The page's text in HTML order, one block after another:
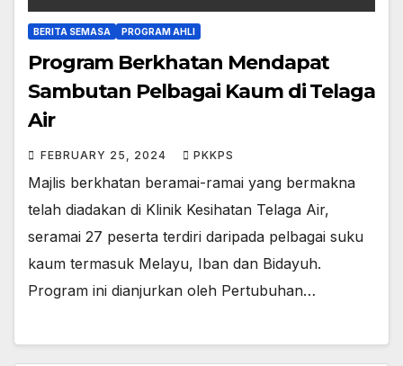
BERITA SEMASA PROGRAM AHLI
Program Berkhatan Mendapat
Sambutan Pelbagai Kaum di Telaga
Air
FEBRUARY 25, 2024 PKKPS
Majlis berkhatan beramai-ramai yang bermakna
telah diadakan di Klinik Kesihatan Telaga Air,
seramai 27 peserta terdiri daripada pelbagai suku
kaum termasuk Melayu, Iban dan Bidayuh.
Program ini dianjurkan oleh Pertubuhan…